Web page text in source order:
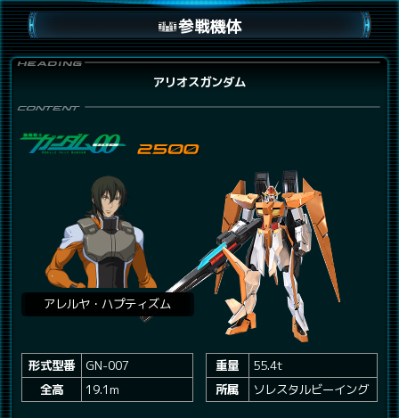
参戦機体
アリオスガンダム
アレルヤ・ハプティズム
形式型番
GN-007
全高
19.1m
重量
55.4t
所属
ソレスタルビーイング